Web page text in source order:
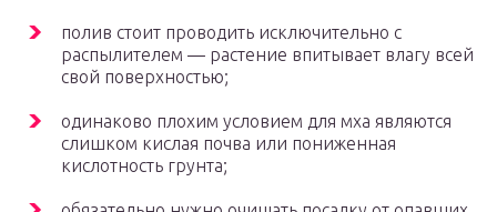
полив стоит проводить исключительно с
распылителем — растение впитывает влагу всей
свой поверхностью;
одинаково плохим условием для мха являются
слишком кислая почва или пониженная
кислотность грунта;